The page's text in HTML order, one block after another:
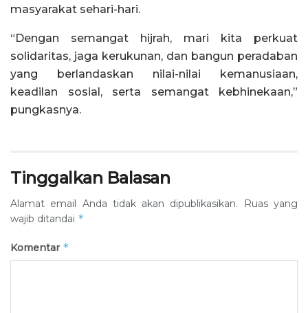
masyarakat sehari-hari.
“Dengan semangat hijrah, mari kita perkuat
solidaritas, jaga kerukunan, dan bangun peradaban
yang berlandaskan nilai-nilai kemanusiaan,
keadilan sosial, serta semangat kebhinekaan,”
pungkasnya.
Tinggalkan Balasan
Alamat email Anda tidak akan dipublikasikan.
Ruas yang
wajib ditandai *
Komentar *